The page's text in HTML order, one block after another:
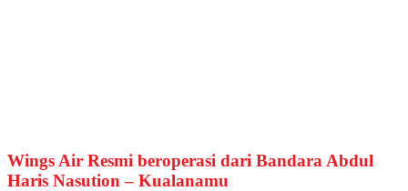
Wings Air Resmi beroperasi dari Bandara Abdul
Haris Nasution – Kualanamu